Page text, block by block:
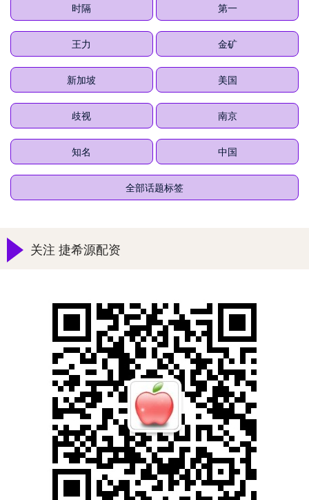
时隔 第一
王力 金矿
新加坡 美国
歧视 南京
知名 中国
全部话题标签
关注 捷希源配资